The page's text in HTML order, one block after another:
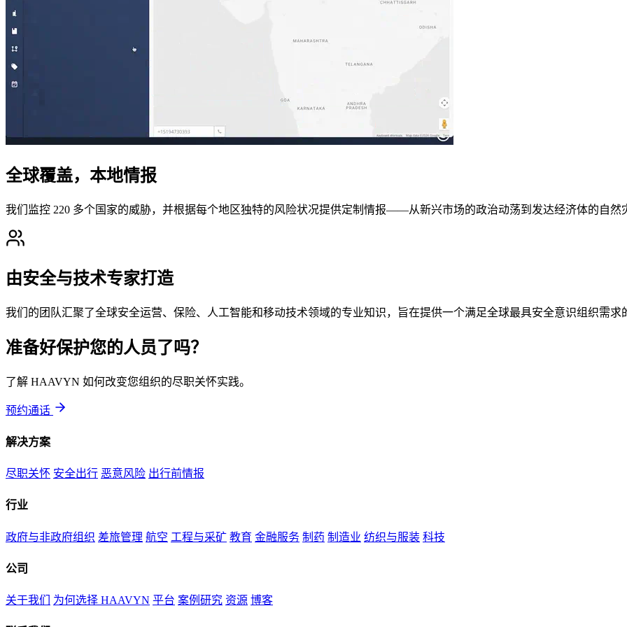
全球覆盖，本地情报
我们监控 220 多个国家的威胁，并根据每个地区独特的风险状况提供定制情报——从新兴市场的政治动荡到发达经济体的自然
由安全与技术专家打造
我们的团队汇聚了全球安全运营、保险、人工智能和移动技术领域的专业知识，旨在提供一个满足全球最具安全意识组织需求
准备好保护您的人员了吗？
了解 HAAVYN 如何改变您组织的尽职关怀实践。
预约通话
解决方案
尽职关怀 安全出行 恶意风险 出行前情报
行业
政府与非政府组织 差旅管理 航空 工程与采矿 教育 金融服务 制药 制造业 纺织与服装 科技
公司
关于我们 为何选择 HAAVYN 平台 案例研究 资源 博客